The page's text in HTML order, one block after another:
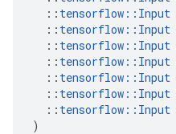
:: tensorflow :: Input
:: tensorflow :: Input
:: tensorflow :: Input
:: tensorflow :: Input
:: tensorflow :: Input
:: tensorflow :: Input
:: tensorflow :: Input
)